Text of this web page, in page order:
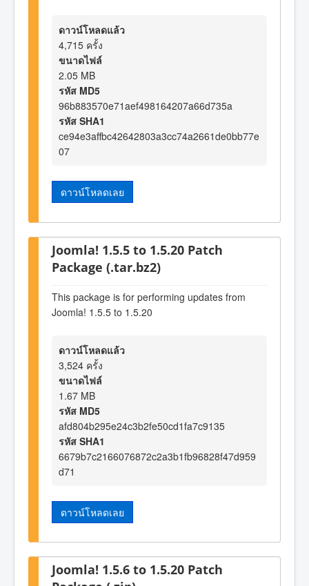
ดาวน์โหลดแล้ว
4,715 ครั้ง
ขนาดไฟล์
2.05 MB
รหัส MD5
96b883570e71aef498164207a66d735a
รหัส SHA1
ce94e3affbc42642803a3cc74a2661de0bb77e
07
ดาวน์โหลดเลย
Joomla! 1.5.5 to 1.5.20 Patch
Package (.tar.bz2)
This package is for performing updates from
Joomla! 1.5.5 to 1.5.20
ดาวน์โหลดแล้ว
3,524 ครั้ง
ขนาดไฟล์
1.67 MB
รหัส MD5
afd804b295e24c3b2fe50cd1fa7c9135
รหัส SHA1
6679b7c2166076872c2a3b1fb96828f47d959
d71
ดาวน์โหลดเลย
Joomla! 1.5.6 to 1.5.20 Patch